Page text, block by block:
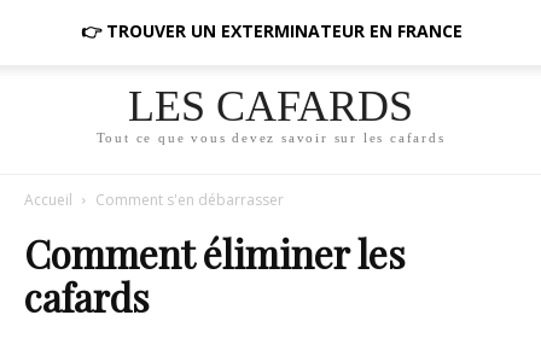
👉 TROUVER UN EXTERMINATEUR EN FRANCE
LES CAFARDS
Tout ce que vous devez savoir sur les cafards
Accueil Comment s'en débarrasser
Comment éliminer les
cafards